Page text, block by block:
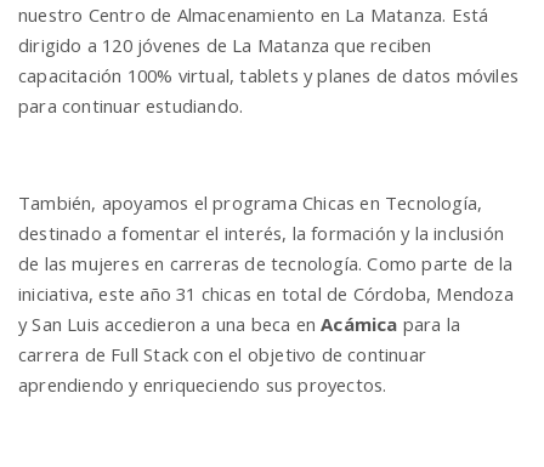
nuestro Centro de Almacenamiento en La Matanza. Está
dirigido a 120 jóvenes de La Matanza que reciben
capacitación 100% virtual, tablets y planes de datos móviles
para continuar estudiando.
También, apoyamos el programa Chicas en Tecnología,
destinado a fomentar el interés, la formación y la inclusión
de las mujeres en carreras de tecnología. Como parte de la
iniciativa, este año 31 chicas en total de Córdoba, Mendoza
y San Luis accedieron a una beca enAcámica para la
carrera de Full Stack con el objetivo de continuar
aprendiendo y enriqueciendo sus proyectos.